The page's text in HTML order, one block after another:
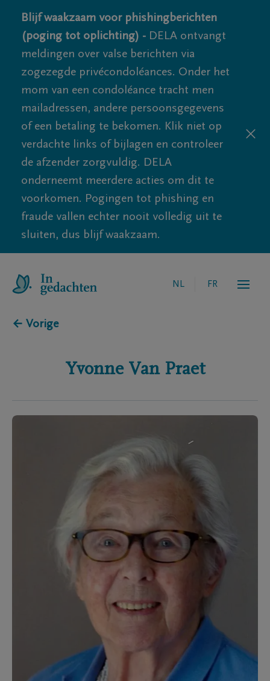
Blijf waakzaam voor phishingberichten
(poging tot oplichting) - DELA ontvangt
meldingen over valse berichten via
zogezegde privécondoléances. Onder het
mom van een condoléance tracht men
mailadressen, andere persoonsgegevens
of een betaling te bekomen. Klik niet op
verdachte links of bijlagen en controleer
de afzender zorgvuldig. DELA
onderneemt meerdere acties om dit te
voorkomen. Pogingen tot phishing en
fraude vallen echter nooit volledig uit te
sluiten, dus blijf waakzaam.
NL FR
← Vorige
Yvonne Van Praet